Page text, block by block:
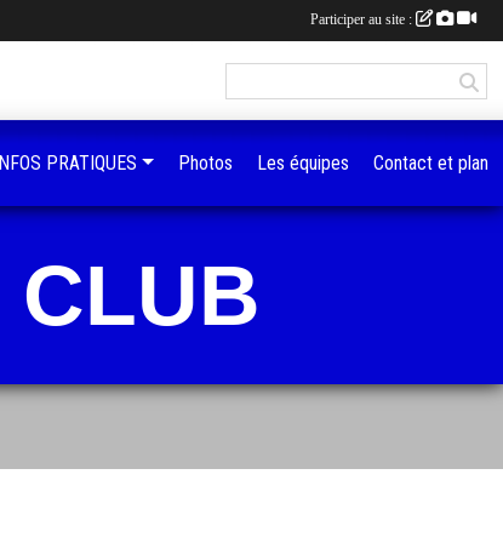
CLUB
PRATIQUES Photos Les équipes Contact et plan
Participer au site :